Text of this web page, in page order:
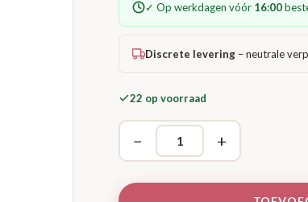
✓ Op werkdagen vóór 16:00
Discrete levering – neutrale
22 op voorraad
− +